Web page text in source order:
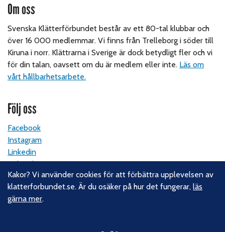
Om oss
Svenska Klätterförbundet består av ett 80-tal klubbar och
över 16 000 medlemmar. Vi finns från Trelleborg i söder till
Kiruna i norr. Klättrarna i Sverige är dock betydligt fler och vi
för din talan, oavsett om du är medlem eller inte. Läs om
vårt hållbarhetsarbete.
Följ oss
Facebook
Instagram
Linkedin
Nyhetsbrev
Kontakt
Kakor? Vi använder cookies för att förbättra upplevelsen av
klatterforbundet.se. Är du osäker på hur det fungerar,läs
gärna mer.